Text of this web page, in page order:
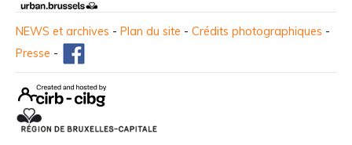
NEWS et archives - Plan du site - Crédits photographiques -
Presse -